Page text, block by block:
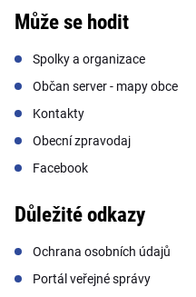
Může se hodit
Spolky a organizace
Občan server - mapy obce
Kontakty
Obecní zpravodaj
Facebook
Důležité odkazy
Ochrana osobních údajů
Portál veřejné správy